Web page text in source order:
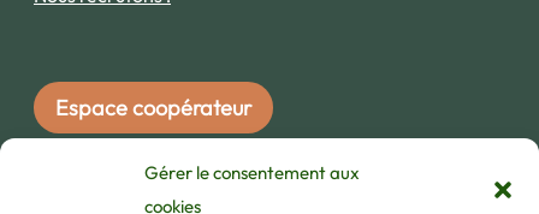
Gérer le consentement aux
cookies
Espace coopérateur
INSCRIVEZ-VOUS À NOTRE NEWSLETTER !